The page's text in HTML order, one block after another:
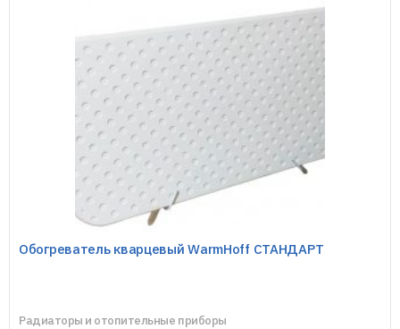
Обогреватель кварцевый WarmHoff СТАНДАРТ
Радиаторы и отопительные приборы